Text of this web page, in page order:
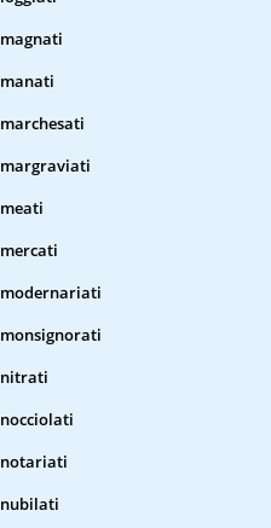
magnati
manati
marchesati
margraviati
meati
mercati
modernariati
monsignorati
nitrati
nocciolati
notariati
nubilati